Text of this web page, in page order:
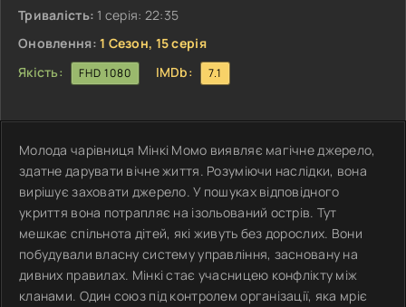
Тривалість: 1 серія: 22:35
Оновлення: 1 Сезон, 15 серія
Якість:
FHD 1080 IMDb: 7.1
Молода чарівниця Мінкі Момо виявляє магічне джерело,
здатне дарувати вічне життя. Розуміючи наслідки, вона
вирішує заховати джерело. У пошуках відповідного
укриття вона потрапляє на ізольований острів. Тут
мешкає спільнота дітей, які живуть без дорослих. Вони
побудували власну систему управління, засновану на
дивних правилах. Мінкі стає учасницею конфлікту між
кланами. Один союз під контролем організації, яка мріє